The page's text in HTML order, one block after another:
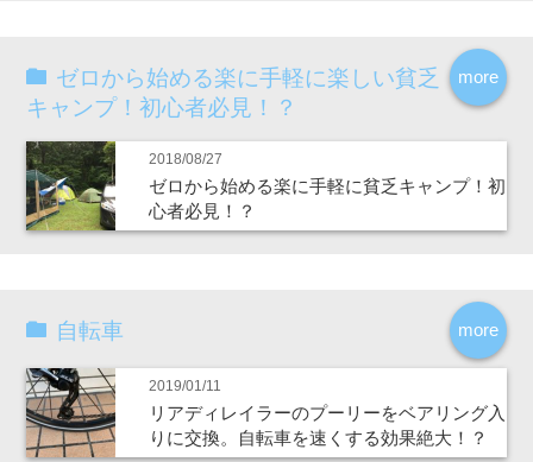
more
ゼロから始める楽に手軽に楽しい貧乏
キャンプ！初心者必見！？
2018/08/27
ゼロから始める楽に手軽に貧乏キャンプ！初
心者必見！？
more
自転車
2019/01/11
リアディレイラーのプーリーをベアリング入
りに交換。自転車を速くする効果絶大！？